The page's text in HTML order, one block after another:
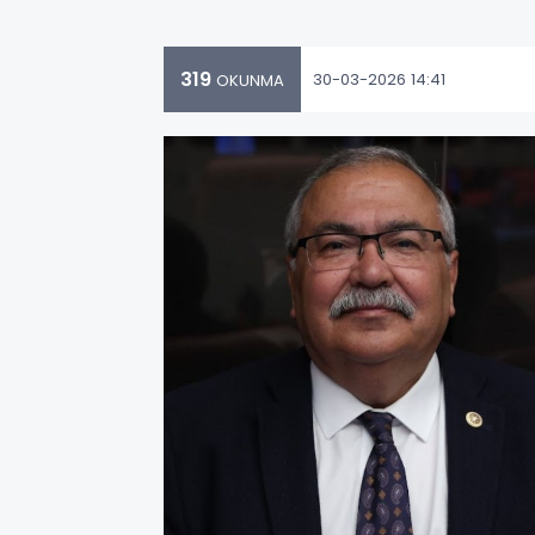
319 OKUNMA 30-03-2026 14:41